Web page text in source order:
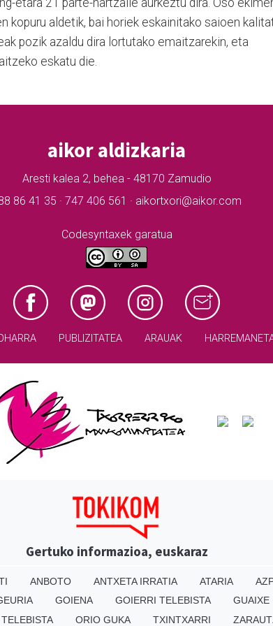
kopuru aldetik, bai horiek eskainitako saioen
pozik azaldu dira lortutako emaitzarekin, eta
eskatu die.
aikor aldizkaria
Aresti kalea 2, behea - 48170 Zamudio
86 41 35 · 747 406 561 · aikortxori@aikor.com
Codesyntaxek garatua
PUBLIZITATEA ARAUAK
Gertuko informazioa, euskaraz
ANBOTO ANTXETA IRRATIA ATARIA
GOIENA GOIERRI TELEBISTA
GUAIXE
ORIO GUKA TXINTXARRI